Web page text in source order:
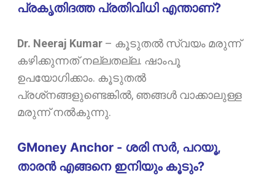
പ്രകൃതിദത്ത പ്രതിവിധി എന്താണ്?
Dr. Neeraj Kumar – കൂടുതൽ സ്വയം മരുന്ന്
കഴിക്കുന്നത് നല്ലതല്ല. ഷാംപൂ
ഉപയോഗിക്കാം. കൂടുതൽ
പ്രശ്‌നങ്ങളുണ്ടെങ്കിൽ, ഞങ്ങൾ വാക്കാലുള്ള
മരുന്ന് നൽകുന്നു.
GMoney Anchor - ശരി സർ, പറയൂ,
താരൻ എങ്ങനെ ഇനിയും കൂടും?